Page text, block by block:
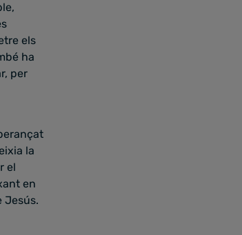
els
ha
per
la
el
en
Jesús.